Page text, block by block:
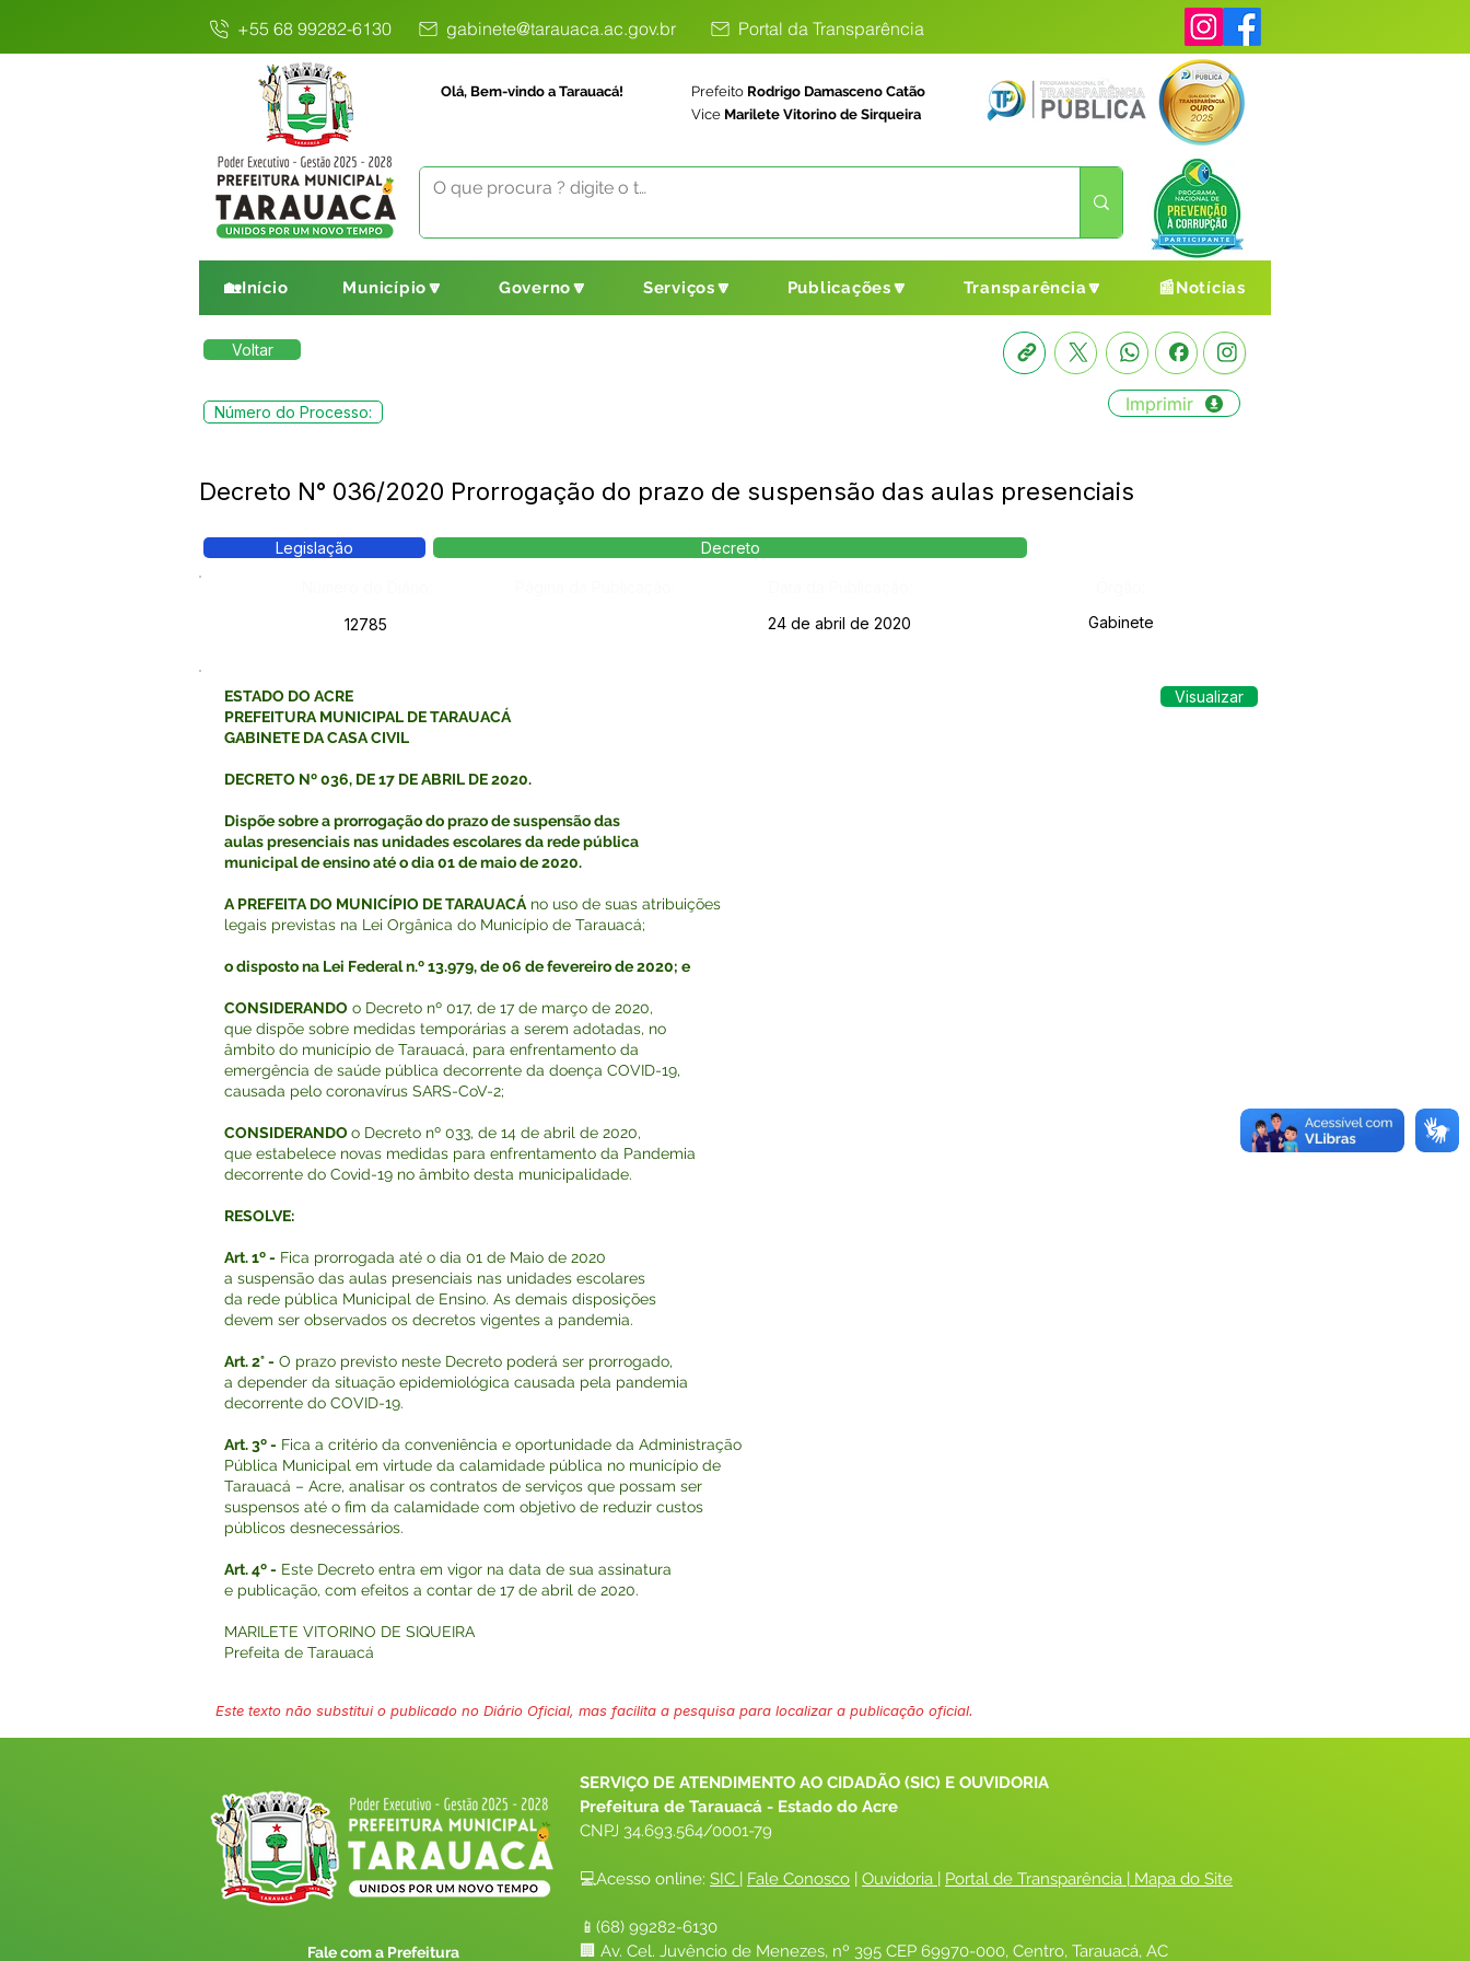
+55 68 99282-6130 gabinete@tarauaca.ac.gov.br Portal da Transparência
Olá, Bem-vindo a Tarauacá! Prefeito Rodrigo Damasceno Catão
Vice Marilete Vitorino de Sirqueira
🏡Início Município🔽 Governo🔽 Serviços🔽 Publicações🔽 Transparência🔽 📰Notícias
Voltar
Número do Processo: Imprimir
Decreto N° 036/2020 Prorrogação do prazo de suspensão das aulas presenciais
Legislação Decreto
12785
24 de abril de 2020 Gabinete
ESTADO DO ACRE
PREFEITURA MUNICIPAL DE TARAUACÁ
GABINETE DA CASA CIVIL
DECRETO Nº 036, DE 17 DE ABRIL DE 2020.
Dispõe sobre a prorrogação do prazo de suspensão das
aulas presenciais nas unidades escolares da rede pública
municipal de ensino até o dia 01 de maio de 2020.
A PREFEITA DO MUNICÍPIO DE TARAUACÁ no uso de suas atribuições
legais previstas na Lei Orgânica do Município de Tarauacá;
o disposto na Lei Federal n.º 13.979, de 06 de fevereiro de 2020; e
CONSIDERANDO o Decreto nº 017, de 17 de março de 2020,
que dispõe sobre medidas temporárias a serem adotadas, no
âmbito do município de Tarauacá, para enfrentamento da
emergência de saúde pública decorrente da doença COVID-19,
causada pelo coronavírus SARS-CoV-2;
CONSIDERANDOo Decreto nº 033, de 14 de abril de 2020,
que estabelece novas medidas para enfrentamento da Pandemia
decorrente do Covid-19 no âmbito desta municipalidade.
RESOLVE:
Art. 1º - Fica prorrogada até o dia 01 de Maio de 2020
a suspensão das aulas presenciais nas unidades escolares
da rede pública Municipal de Ensino. As demais disposições
devem ser observados os decretos vigentes a pandemia.
Art. 2° - O prazo previsto neste Decreto poderá ser prorrogado,
a depender da situação epidemiológica causada pela pandemia
decorrente do COVID-19.
Art. 3º - Fica a critério da conveniência e oportunidade da Administração
Pública Municipal em virtude da calamidade pública no município de
Tarauacá – Acre, analisar os contratos de serviços que possam ser
suspensos até o fim da calamidade com objetivo de reduzir custos
públicos desnecessários.
Art. 4º - Este Decreto entra em vigor na data de sua assinatura
e publicação, com efeitos a contar de 17 de abril de 2020.
MARILETE VITORINO DE SIQUEIRA
Prefeita de Tarauacá
Visualizar
Este texto não substitui o publicado no Diário Oficial, mas facilita a pesquisa para localizar a publicação oficial.
Fale com a Prefeitura
SERVIÇO DE ATENDIMENTO AO CIDADÃO (SIC) E OUVIDORIA
Prefeitura de Tarauacá - Estado do Acre
CNPJ 34.693.564/0001-79
💻Acesso online: SIC | Fale Conosco | Ouvidoria | Portal de Transparência | Mapa do Site
📱(68) 99282-6130
🏢 Av. Cel. Juvêncio de Menezes, nº 395 CEP 69970-000, Centro, Tarauacá, AC